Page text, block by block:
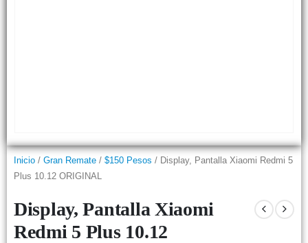
Inicio / Gran Remate / $150 Pesos / Display, Pantalla Xiaomi Redmi 5
Plus 10.12 ORIGINAL
Display, Pantalla Xiaomi
Redmi 5 Plus 10.12